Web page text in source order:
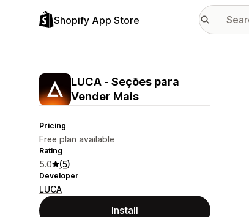
Shopify App Store
LUCA ‑ Seções para
Vender Mais
Pricing
Free plan available
Rating
5.0 (5)
Developer
LUCA
Install